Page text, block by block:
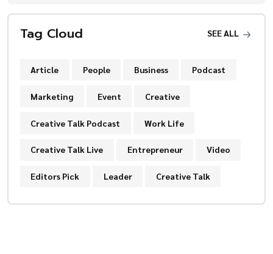
Tag Cloud SEE ALL
Article People Business Podcast
Marketing Event Creative
Creative Talk Podcast Work Life
Creative Talk Live Entrepreneur Video
Editors Pick Leader Creative Talk